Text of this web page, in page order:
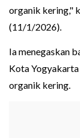
organik kering,"
(11/1/2026).
Ia menegaskan
Kota Yogyakarta
organik kering.